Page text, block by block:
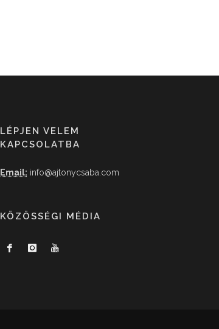
LÉPJEN VELEM
KAPCSOLATBA
Email: info@ajtonycsaba.com
KÖZÖSSÉGI MÉDIA